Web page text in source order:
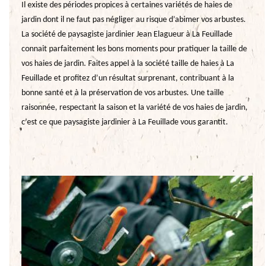
Il existe des périodes propices à certaines variétés de haies de
jardin dont il ne faut pas négliger au risque d’abimer vos arbustes.
La société de paysagiste jardinier Jean Elagueur à La Feuillade
connait parfaitement les bons moments pour pratiquer la taille de
vos haies de jardin. Faites appel à la société taille de haies à La
Feuillade et profitez d’un résultat surprenant, contribuant à la
bonne santé et à la préservation de vos arbustes. Une taille
raisonnée, respectant la saison et la variété de vos haies de jardin,
c’est ce que paysagiste jardinier à La Feuillade vous garantit.